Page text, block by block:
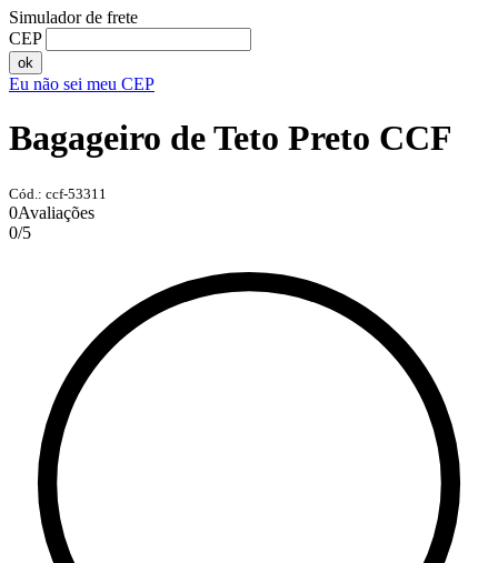
Simulador de frete
CEP
ok
Eu não sei meu CEP
Bagageiro de Teto Preto CCF
Cód.: ccf-53311
0Avaliações
0/5